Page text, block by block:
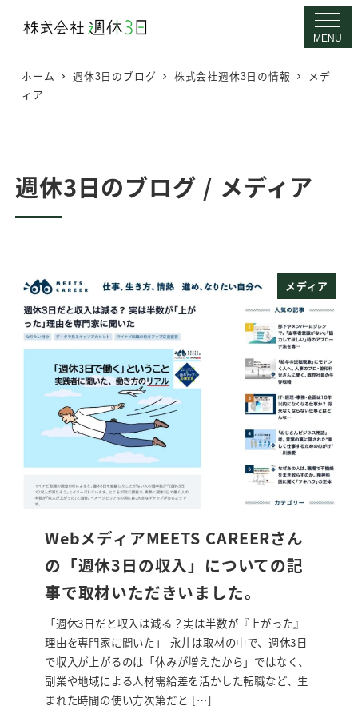
ツ
へ
移
MENU
ホーム 週休3日のブログ 株式会社週休3日の情報
メデ
ィア
週休3日のブログ / メディア
メディア
WebメディアMEETS CAREERさん
の「週休3日の収入」についての記
事で取材いただきいました。
「週休3日だと収入は減る？実は半数が『上がった』
理由を専門家に聞いた」 永井は取材の中で、週休3日
で収入が上がるのは「休みが増えたから」ではなく、
副業や地域による人材需給差を活かした転職など、生
まれた時間の使い方次第だと […]